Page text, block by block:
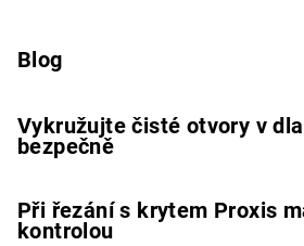
Blog
Vykružujte čisté otvory v
bezpečně
Při řezání s krytem Proxis
kontrolou